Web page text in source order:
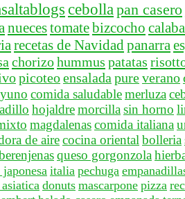
cebollapan casero
nuecestomatebizcocho
recetas de Navidad panarra
chorizohummus patatas
picoteoensalada pureverano
comida saludablemerluza
hojaldremorcilla sin horno
magdalenascomida italiana
de airecocina oriental bolleria
queso gorgonzola
italia pechuga
donuts mascarpone pizza